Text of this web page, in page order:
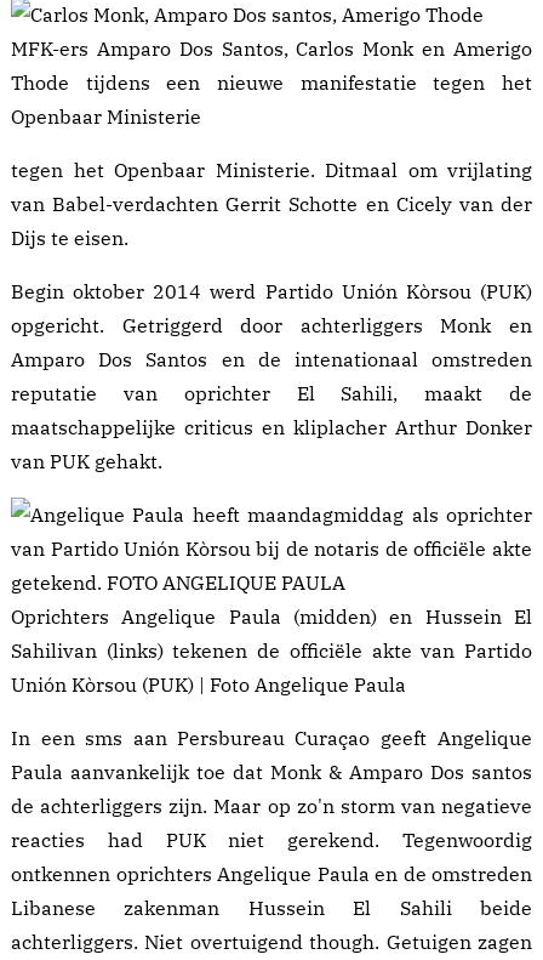
MFK-ers Amparo Dos Santos, Carlos Monk en Amerigo
Thode tijdens een nieuwe manifestatie tegen het
Openbaar Ministerie
tegen het Openbaar Ministerie. Ditmaal om vrijlating
van Babel-verdachten Gerrit Schotte en Cicely van der
Dijs te eisen.
Begin oktober 2014 werd Partido Unión Kòrsou (PUK)
opgericht. Getriggerd door achterliggers Monk en
Amparo Dos Santos en de intenationaal omstreden
reputatie van oprichter El Sahili, maakt de
maatschappelijke criticus en kliplacher Arthur Donker
van PUK gehakt.
Oprichters Angelique Paula (midden) en Hussein El
Sahilivan (links) tekenen de officiële akte van Partido
Unión Kòrsou (PUK) | Foto Angelique Paula
In een sms aan Persbureau Curaçao geeft Angelique
Paula aanvankelijk toe dat Monk & Amparo Dos santos
de achterliggers zijn. Maar op zo'n storm van negatieve
reacties had PUK niet gerekend. Tegenwoordig
ontkennen oprichters Angelique Paula en de omstreden
Libanese zakenman Hussein El Sahili beide
achterliggers. Niet overtuigend though. Getuigen zagen